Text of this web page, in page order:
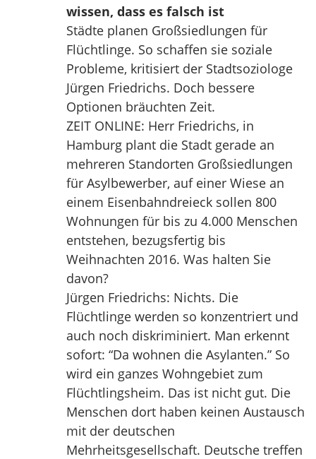
wissen, dass es falsch ist
Städte planen Großsiedlungen für
Flüchtlinge. So schaffen sie soziale
Probleme, kritisiert der Stadtsoziologe
Jürgen Friedrichs. Doch bessere
Optionen bräuchten Zeit.
ZEIT ONLINE: Herr Friedrichs, in
Hamburg plant die Stadt gerade an
mehreren Standorten Großsiedlungen
für Asylbewerber, auf einer Wiese an
einem Eisenbahndreieck sollen 800
Wohnungen für bis zu 4.000 Menschen
entstehen, bezugsfertig bis
Weihnachten 2016. Was halten Sie
davon?
Jürgen Friedrichs: Nichts. Die
Flüchtlinge werden so konzentriert und
auch noch diskriminiert. Man erkennt
sofort: “Da wohnen die Asylanten.” So
wird ein ganzes Wohngebiet zum
Flüchtlingsheim. Das ist nicht gut. Die
Menschen dort haben keinen Austausch
mit der deutschen
Mehrheitsgesellschaft. Deutsche treffen